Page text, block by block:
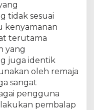
tidak sesuai
kenyamanan
terutama
yang
juga identik
oleh remaja
sangat
pengguna
pembalap